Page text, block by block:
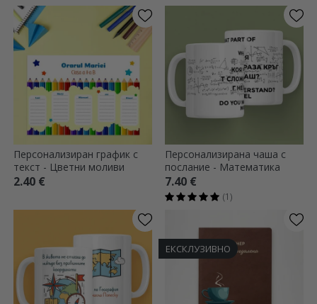
Персонализиран график с
текст - Цветни моливи
2.40 €
Персонализирана чаша с
послание - Математика
7.40 €
(1)
ЕКСКЛУЗИВНО